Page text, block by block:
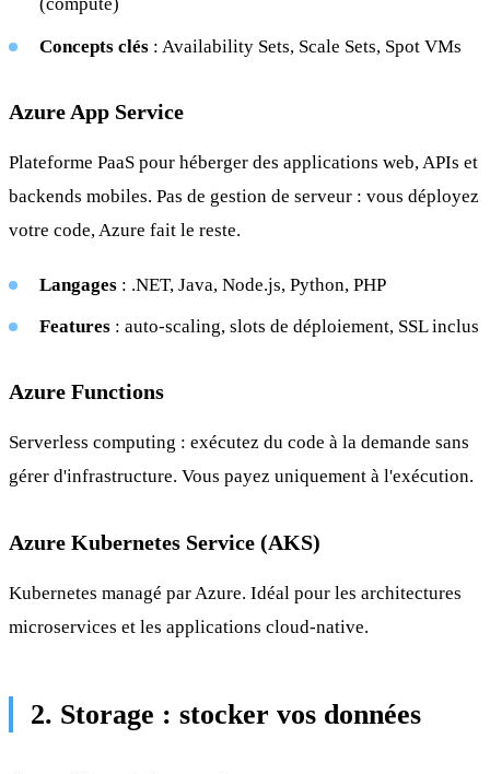
(compute)
Concepts clés : Availability Sets, Scale Sets, Spot VMs
Azure App Service
Plateforme PaaS pour héberger des applications web, APIs et
backends mobiles. Pas de gestion de serveur : vous déployez
votre code, Azure fait le reste.
Langages : .NET, Java, Node.js, Python, PHP
Features : auto-scaling, slots de déploiement, SSL inclus
Azure Functions
Serverless computing : exécutez du code à la demande sans
gérer d'infrastructure. Vous payez uniquement à l'exécution.
Azure Kubernetes Service (AKS)
Kubernetes managé par Azure. Idéal pour les architectures
microservices et les applications cloud-native.
2. Storage : stocker vos données